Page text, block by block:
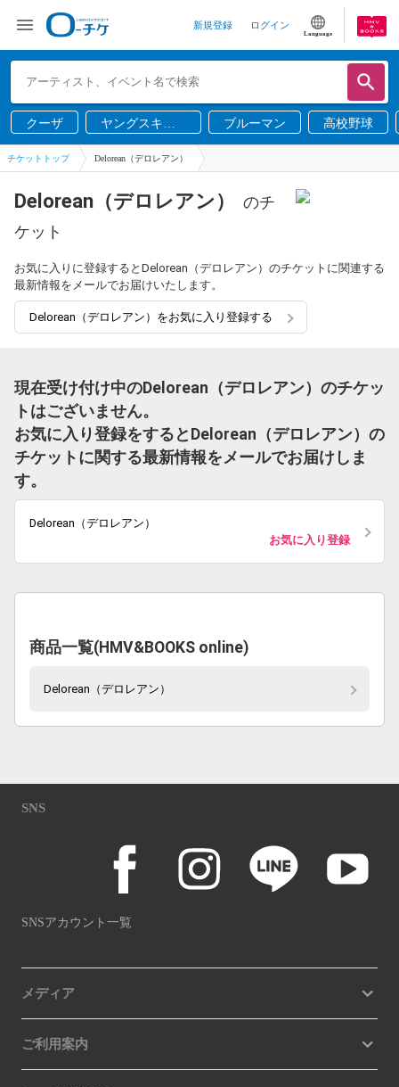
新規登録 ログイン
Language
クーザ
ヤングスキニ
ー
ブルーマン 高校野球
チケットトップ Delorean（デロレアン）
Delorean（デロレアン）
のチ
ケット
お気に入りに登録するとDelorean（デロレアン）のチケットに関連する
最新情報をメールでお届けいたします。
Delorean（デロレアン）をお気に入り登録する
現在受け付け中のDelorean（デロレアン）のチケッ
トはございません。
お気に入り登録をするとDelorean（デロレアン）の
チケットに関する最新情報をメールでお届けしま
す。
Delorean（デロレアン）
お気に入り登録
商品一覧(HMV&BOOKS online)
Delorean（デロレアン）
SNS
SNSアカウント一覧
メディア
ご利用案内